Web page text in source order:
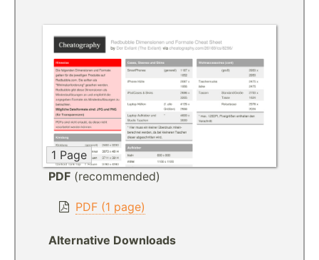
1 Page
PDF (recommended)
PDF (1 page)
Alternative Downloads